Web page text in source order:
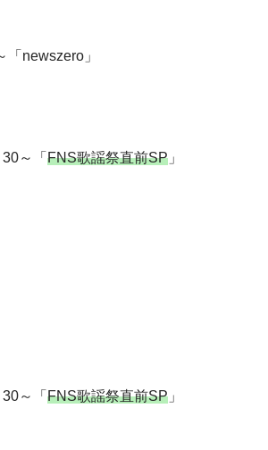
「newszero」
～「 FNS歌謡祭直前SP 」
～「 FNS歌謡祭直前SP 」